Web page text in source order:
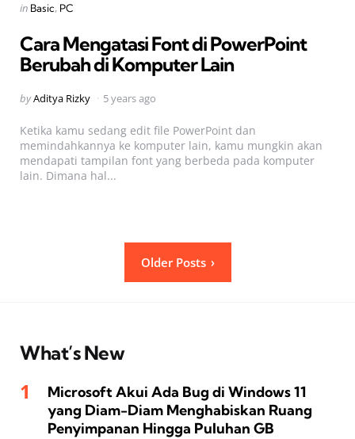
Categories
Posted
in Basic PC
Cara Mengatasi Font di PowerPoint
Berubah di Komputer Lain
Posted
byAditya Rizky 5 years ago
Ketika kamu sedang edit file PowerPoint dan
memindahkannya ke komputer lain, kamu mungkin akan
mendapati tampilan font yang berbeda pada komputer
lain. Dimana hal...
Older Posts
What’s New
Microsoft Akui Ada Bug di Windows 11
yang Diam-Diam Menghabiskan Ruang
Penyimpanan Hingga Puluhan GB